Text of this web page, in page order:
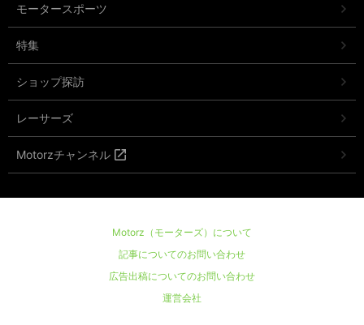
モータースポーツ
特集
ショップ探訪
レーサーズ
Motorzチャンネル
Motorz（モーターズ）について
記事についてのお問い合わせ
広告出稿についてのお問い合わせ
運営会社